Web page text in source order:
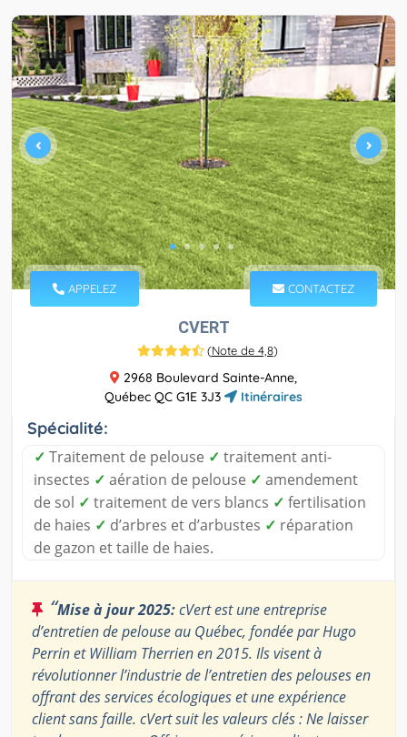
APPELEZ CONTACTEZ
CVERT
(Note de 4,8)
2968 Boulevard Sainte-Anne,
Québec QC G1E 3J3
Itinéraires
Spécialité:
✓ Traitement de pelouse ✓ traitement anti-
insectes ✓ aération de pelouse ✓ amendement
de sol ✓ traitement de vers blancs ✓ fertilisation
de haies ✓ d’arbres et d’arbustes ✓ réparation
de gazon et taille de haies.
“Mise à jour 2025:cVert est une entreprise
d’entretien de pelouse au Québec, fondée par Hugo
Perrin et William Therrien en 2015. Ils visent à
révolutionner l’industrie de l’entretien des pelouses en
offrant des services écologiques et une expérience
client sans faille. cVert suit les valeurs clés : Ne laisser